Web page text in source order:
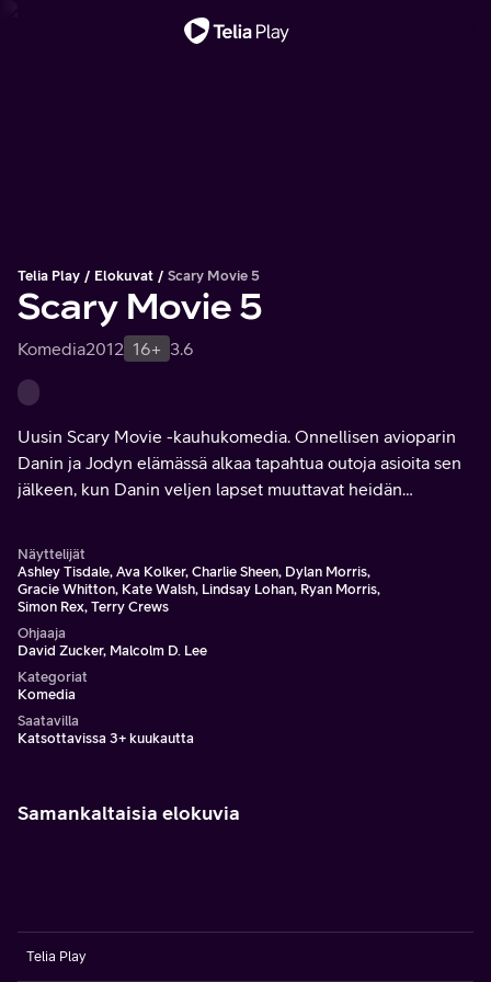
Telia Play Elokuvat Scary Movie 5
Scary Movie 5
Komedia2012 16+ 3.6
Uusin Scary Movie -kauhukomedia. Onnellisen avioparin
Danin ja Jodyn elämässä alkaa tapahtua outoja asioita sen
jälkeen, kun Danin veljen lapset muuttavat heidän
Näyttelijät
Ashley Tisdale, Ava Kolker, Charlie Sheen, Dylan Morris,
Gracie Whitton, Kate Walsh, Lindsay Lohan, Ryan Morris,
Simon Rex, Terry Crews
Ohjaaja
David Zucker, Malcolm D. Lee
Kategoriat
Komedia
Saatavilla
Katsottavissa 3+ kuukautta
Samankaltaisia elokuvia
Telia Play